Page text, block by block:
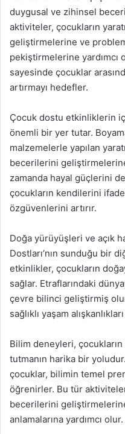
duygusal ve zihinsel
aktiviteler, çocukların
geliştirmelerine ve
pekiştirmelerine yardımcı
sayesinde çocuklar
artırmayı hedefler.
Çocuk dostu etkinliklerin
önemli bir yer tutar.
malzemelerle yapılan
becerilerini
zamanda hayal güçlerini
çocukların kendilerini
özgüvenlerini artırır.
Doğa yürüyüşleri ve açık
Dostları’nın sunduğu bir
etkinlikler, çocukların
sağlar. Etraflarındaki
çevre bilinci geliştirmiş
sağlıklı yaşam
Bilim deneyleri,
tutmanın harika bir
çocuklar, bilimin temel
öğrenirler. Bu tür
becerilerini
anlamalarına yardımcı olur.